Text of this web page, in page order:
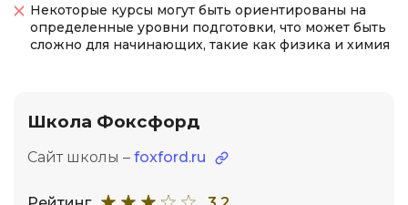
Некоторые курсы могут быть ориентированы на
определенные уровни подготовки, что может быть
сложно для начинающих, такие как физика и химия
Школа Фоксфорд
Сайт школы – foxford.ru